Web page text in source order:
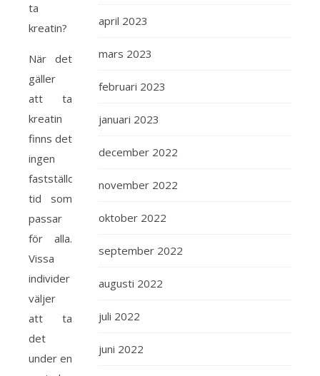
ta
kreatin?
När det
gäller
att ta
kreatin
finns det
ingen
fastställd
tid som
passar
för alla.
Vissa
individer
väljer
att ta
det
under en
april 2023
mars 2023
februari 2023
januari 2023
december 2022
november 2022
oktober 2022
september 2022
augusti 2022
juli 2022
juni 2022